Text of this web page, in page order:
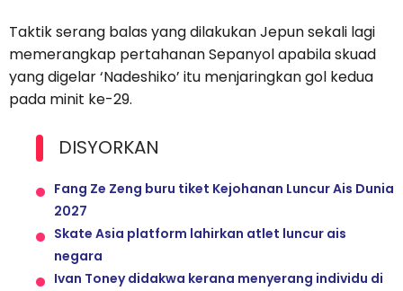
Taktik serang balas yang dilakukan Jepun sekali lagi
memerangkap pertahanan Sepanyol apabila skuad
yang digelar ‘Nadeshiko’ itu menjaringkan gol kedua
pada minit ke-29.
DISYORKAN
Fang Ze Zeng buru tiket Kejohanan Luncur Ais Dunia
2027
Skate Asia platform lahirkan atlet luncur ais
negara
Ivan Toney didakwa kerana menyerang individu di